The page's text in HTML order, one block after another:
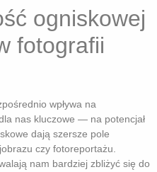
ogniskowej
fotografii
wpływa na
nas kluczowe — na potencjał
dają szersze pole
czy fotoreportażu.
nam bardziej zbliżyć się do